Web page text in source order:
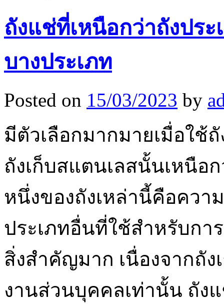
ถังแช่ที่เหนือกว่าถังปร
บางประเภท
Posted on 15/03/2023 by
มีตัวเลือกมากมายเมื่อใช้
ถังเก็บสแตนเลสนั้นเหนือ
หนึ่งของถังเหล่านี้คือควา
ประเภทอื่นที่ใช้สำหรับกา
สิ่งสำคัญมาก เนื่องจากถัง
งานส่วนบุคคลเท่านั้น ถัง